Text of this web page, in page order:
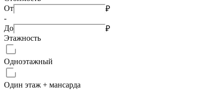
От
₽
-
До
₽
Этажность
Одноэтажный
Один этаж + мансарда